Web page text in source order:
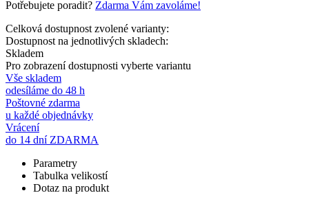
Potřebujete poradit? Zdarma Vám zavoláme!
Celková dostupnost zvolené varianty:
Dostupnost na jednotlivých skladech:
Skladem
Pro zobrazení dostupnosti vyberte variantu
Vše skladem
odesíláme do 48 h
Poštovné zdarma
u každé objednávky
Vrácení
do 14 dní ZDARMA
Parametry
Tabulka velikostí
Dotaz na produkt